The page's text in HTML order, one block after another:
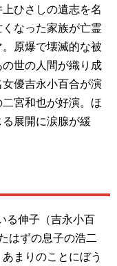
ひさしの遺志を名
なった家族が亡霊
原爆で壊滅的な被
世の人間が織り成
優吉永小百合が演
宮和也が好演。ほ
展開に涙腺が緩
る伸子（吉永小百
はずの息子の浩二
まりのことにぼう